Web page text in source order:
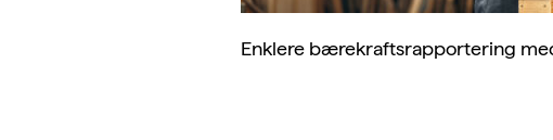
Enklere bærekraftsrapportering